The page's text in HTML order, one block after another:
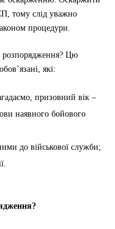
тому слід уважно
процедури.
розпорядження? Цю
які:
призовний вік –
наявного бойового
до військової служби;